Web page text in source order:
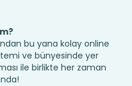
bu yana kolay online
ve bünyesinde yer
ile birlikte her zaman